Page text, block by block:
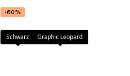
-60%
Farbe:Schwarz
Schwarz Graphic Leopard